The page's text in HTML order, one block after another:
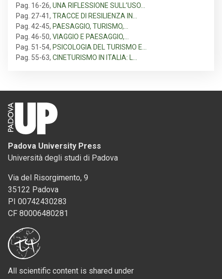
Pag. 16-26, UNA RIFLESSIONE SULL’USO…
Pag. 27-41, TRACCE DI RESILIENZA IN…
Pag. 42-45, PAESAGGIO, TURISMO,…
Pag. 46-50, VIAGGIO E PAESAGGIO,…
Pag. 51-54, PSICOLOGIA DEL TURISMO E…
Pag. 55-63, CINETURISMO IN ITALIA: L…
Padova University Press
Università degli studi di Padova
Via del Risorgimento, 9
35122 Padova
PI 00742430283
CF 80006480281
All scientific content is shared under